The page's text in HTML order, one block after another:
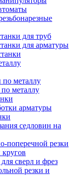
для труб
для арматуры
по металлу
металлу
арматуры
седловин на
поперечной резки
сверл и фрез
резки и